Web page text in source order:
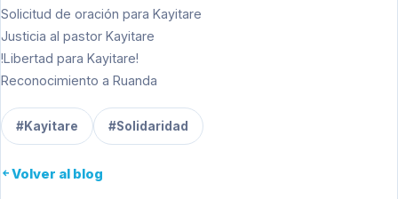
Solicitud de oración para Kayitare
Justicia al pastor Kayitare
!Libertad para Kayitare!
Reconocimiento a Ruanda
#Kayitare #Solidaridad
Volver al blog